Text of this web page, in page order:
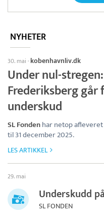
NYHETER
30. mai · kobenhavnliv.dk
Under nul-
Frederiksberg
underskud
SL Fondenhar netop
til 31 december 2025.
LES ARTIKKEL
29. mai
Underskudd
SL FONDEN